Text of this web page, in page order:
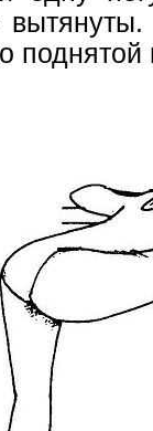
поднятой